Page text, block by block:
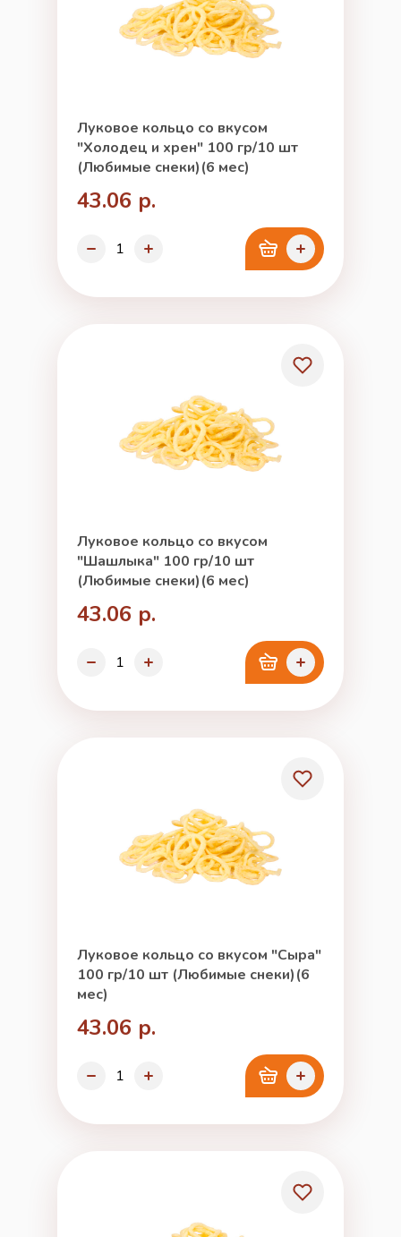
Луковое кольцо со вкусом
"Холодец и хрен" 100 гр/10 шт
(Любимые снеки)(6 мес)
43.06 р.
Луковое кольцо со вкусом
"Шашлыка" 100 гр/10 шт
(Любимые снеки)(6 мес)
43.06 р.
Луковое кольцо со вкусом "Сыра"
100 гр/10 шт (Любимые снеки)(6
мес)
43.06 р.